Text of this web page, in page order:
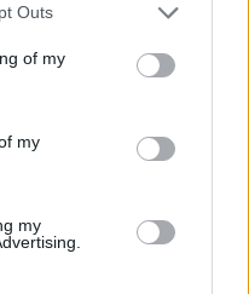
one or more Google
You may click to
its third-party tags to
in below Google
Outs
of my
my
my
pályafutásom
ellen, de ha jól tudom,
sok babér ellenük
most jobban is
hogy a
ugyanakkor a
ha a jövőben
(M4 Sport)